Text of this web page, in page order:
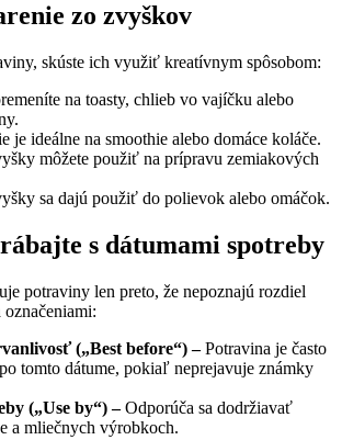
zo zvyškov
skúste ich využiť kreatívnym spôsobom:
na toasty, chlieb vo vajíčku alebo
je ideálne na smoothie alebo domáce koláče.
môžete použiť na prípravu zemiakových
sa dajú použiť do polievok alebo omáčok.
s dátumami spotreby
potraviny len preto, že nepoznajú rozdiel
(„Best before“) –Potravina je často
tomto dátume, pokiaľ neprejavuje známky
(„Use by“) –Odporúča sa dodržiavať
a mliečnych výrobkoch.